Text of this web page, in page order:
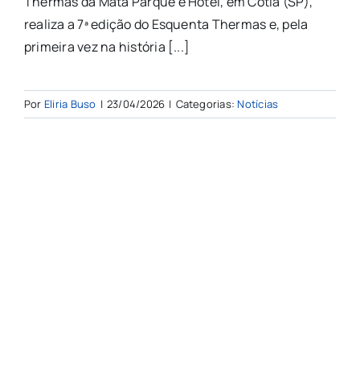
realiza a 7ª edição do Esquenta Thermas e, pela
primeira vez na história [...]
Por Eliria Buso | 23/04/2026 | Categorias:Notícias